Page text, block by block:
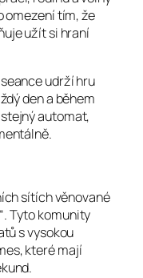
omezení tím, že
užít si hraní
udrží hru
den a během
automat,
sítích věnované
Tyto komunity
s vysokou
které mají